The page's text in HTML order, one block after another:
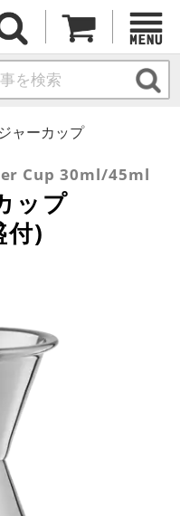
ャーカップ
Cup 30ml/45ml
ップ
)